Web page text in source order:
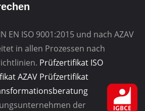
EN ISO 9001:2015 und nach AZAV
in allen Prozessen nach
Prüfzertifikat ISO
AZAV Prüfzertifikat
der